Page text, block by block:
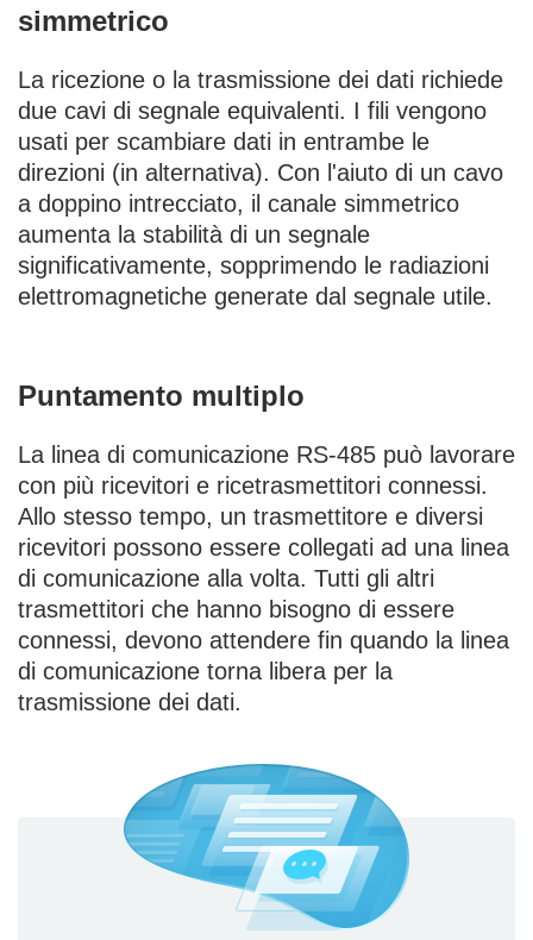
simmetrico
La ricezione o la trasmissione dei dati richiede
due cavi di segnale equivalenti. I fili vengono
usati per scambiare dati in entrambe le
direzioni (in alternativa). Con l'aiuto di un cavo
a doppino intrecciato, il canale simmetrico
aumenta la stabilità di un segnale
significativamente, sopprimendo le radiazioni
elettromagnetiche generate dal segnale utile.
Puntamento multiplo
La linea di comunicazione RS-485 può lavorare
con più ricevitori e ricetrasmettitori connessi.
Allo stesso tempo, un trasmettitore e diversi
ricevitori possono essere collegati ad una linea
di comunicazione alla volta. Tutti gli altri
trasmettitori che hanno bisogno di essere
connessi, devono attendere fin quando la linea
di comunicazione torna libera per la
trasmissione dei dati.